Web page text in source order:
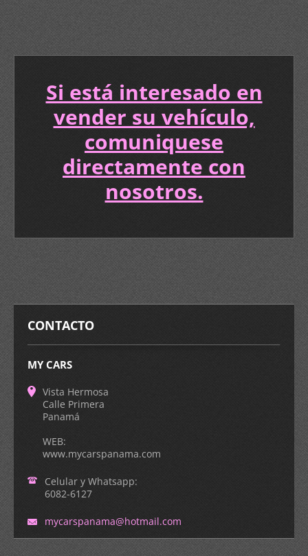
Si está interesado en
vender su vehículo,
comuniquese
directamente con
nosotros.
CONTACTO
MY CARS
Vista Hermosa
Calle Primera
Panamá
WEB:
www.mycarspanama.com
Celular y Whatsapp:
6082-6127
mycarspanama@hotmail.com